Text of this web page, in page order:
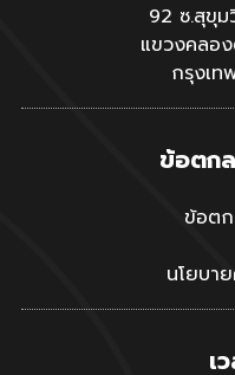
92 ซ.สุขุ
แขวงคลอ
กรุงเท
ข้อตก
ข้อตก
นโยบา
เ